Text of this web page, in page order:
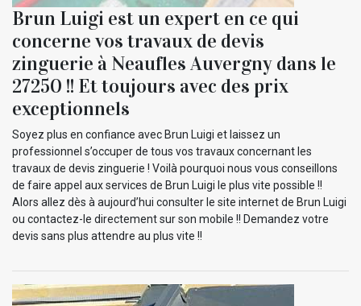
Brun Luigi est un expert en ce qui
concerne vos travaux de devis
zinguerie à Neaufles Auvergny dans le
27250 !! Et toujours avec des prix
exceptionnels
Soyez plus en confiance avec Brun Luigi et laissez un
professionnel s’occuper de tous vos travaux concernant les
travaux de devis zinguerie ! Voilà pourquoi nous vous conseillons
de faire appel aux services de Brun Luigi le plus vite possible !!
Alors allez dès à aujourd’hui consulter le site internet de Brun Luigi
ou contactez-le directement sur son mobile !! Demandez votre
devis sans plus attendre au plus vite !!